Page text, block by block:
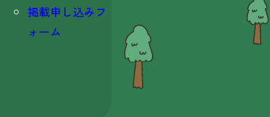
掲載申し込みフ
ォーム